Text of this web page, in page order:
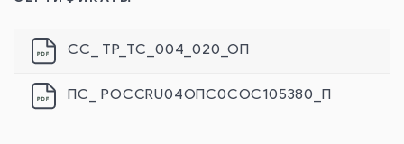
СС_ ТР_ТС_004_020_ОП
ПС_ РОССRU04ОПС0СОС105380_П